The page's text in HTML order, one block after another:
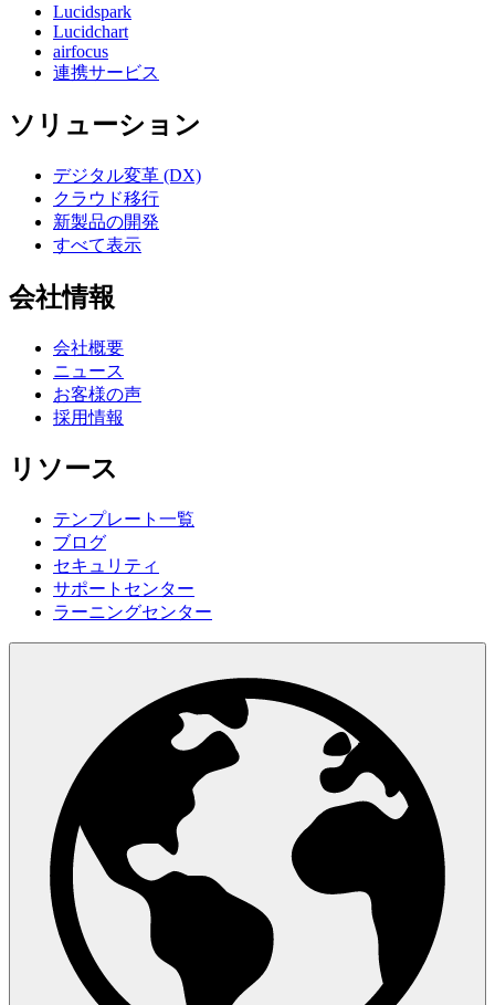
Lucidspark
Lucidchart
airfocus
連携サービス
ソリューション
デジタル変革 (DX)
クラウド移行
新製品の開発
すべて表示
会社情報
会社概要
ニュース
お客様の声
採用情報
リソース
テンプレート一覧
ブログ
セキュリティ
サポートセンター
ラーニングセンター